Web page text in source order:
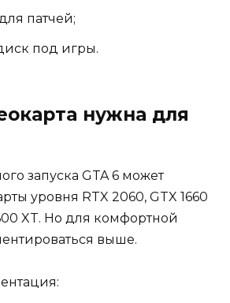
патчей;
под игры.
нужна для
запуска GTA 6 может
уровня RTX 2060, GTX 1660
XT. Но для комфортной
выше.